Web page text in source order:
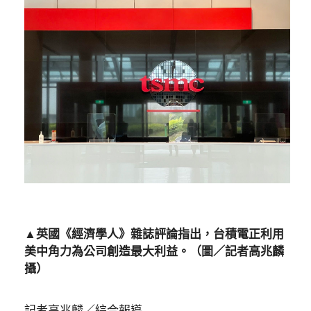
▲英國《經濟學人》雜誌評論指出，台積電正利用
美中角力為公司創造最大利益。（圖／記者高兆麟
攝）